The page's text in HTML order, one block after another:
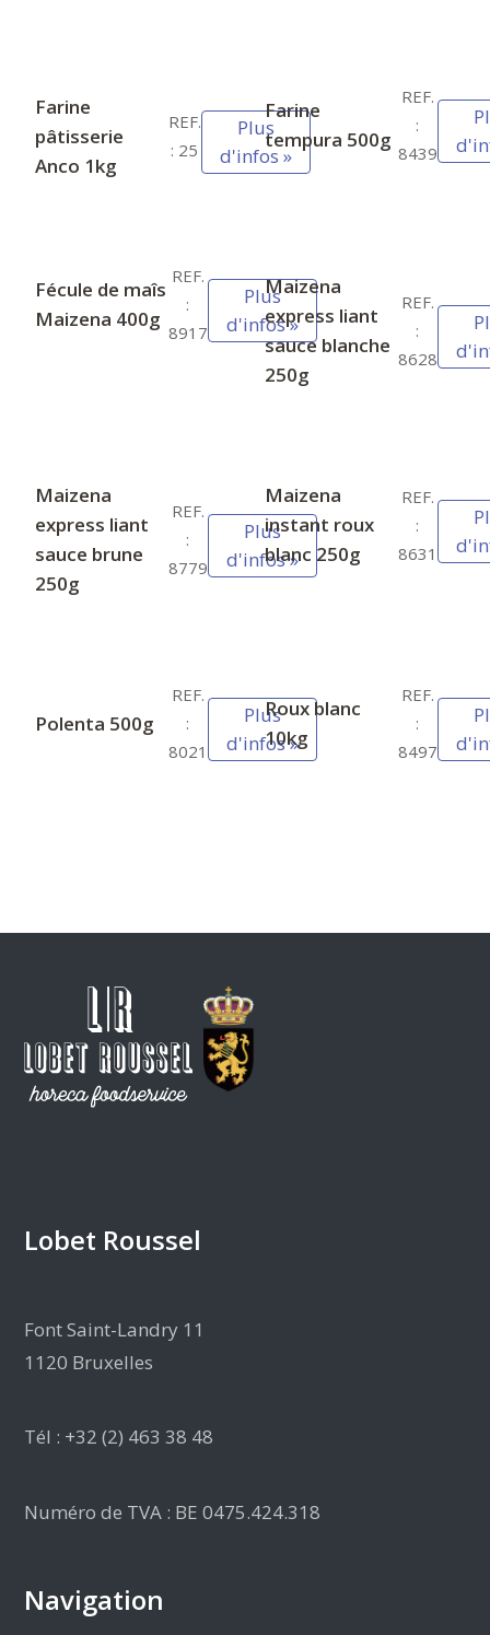
Farine
pâtisserie
Anco 1kg
REF.
: 25
Plus
d'infos »
Farine
tempura 500g
REF.
:
8439
Fécule de maîs
Maizena 400g
REF.
:
8917
Plus
d'infos »
Maizena
express liant
sauce blanche
250g
REF.
:
8628
Maizena
express liant
sauce brune
250g
REF.
:
8779
Plus
d'infos »
Maizena
instant roux
blanc 250g
REF.
:
8631
Polenta 500g
REF.
:
8021
Plus
d'infos »
Roux blanc
10kg
REF.
:
8497
Lobet Roussel
Font Saint-Landry 11
1120 Bruxelles
Tél : +32 (2) 463 38 48
Numéro de TVA : BE 0475.424.318
Navigation